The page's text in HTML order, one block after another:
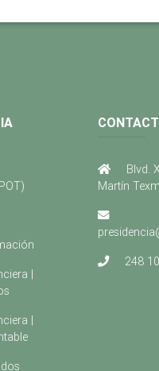
|
|
Blvd.
Martín
248